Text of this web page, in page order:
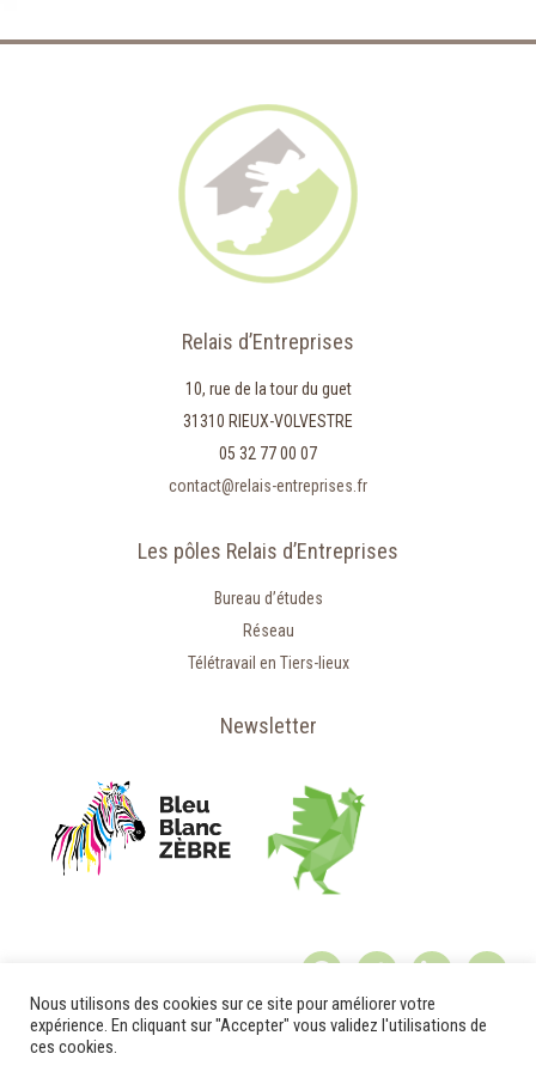
Relais d’Entreprises
10, rue de la tour du guet
31310 RIEUX-VOLVESTRE
05 32 77 00 07
contact@relais-entreprises.fr
Les pôles Relais d’Entreprises
Bureau d’études
Réseau
Télétravail en Tiers-lieux
Newsletter
Nous utilisons des cookies sur ce site pour améliorer votre
expérience. En cliquant sur "Accepter" vous validez l'utilisations de
ces cookies.